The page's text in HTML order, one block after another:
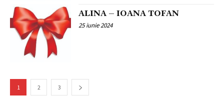
ALINA – IOANA TOFAN
25 iunie 2024
1 2 3